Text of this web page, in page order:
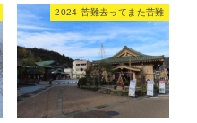
2024 苦難去ってまた苦難